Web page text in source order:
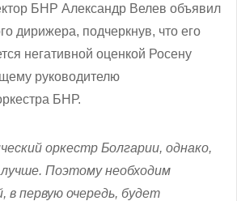
БНР Александр Велев объявил
дирижера, подчеркнув, что его
негативной оценкой Росену
руководителю
БНР.
оркестр Болгарии, однако,
Поэтому необходим
в первую очередь, будет